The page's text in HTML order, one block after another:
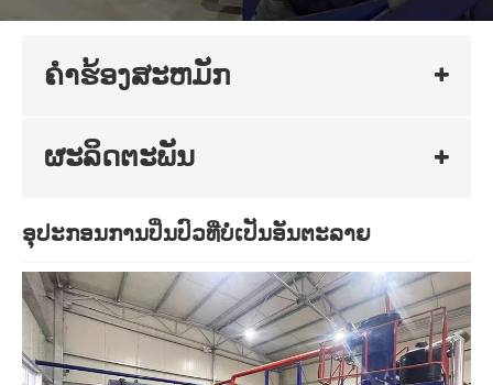
ຄໍາຮ້ອງສະຫມັກ
ຜະລິດຕະພັນ
ອຸປະກອນການປິ່ນປົວທີ່ບໍ່ເປັນອັນຕະລາຍ